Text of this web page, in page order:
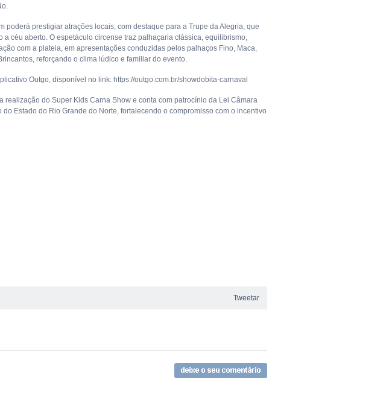
poderá prestigiar atrações locais, com destaque para a Trupe da Alegria, que
céu aberto. O espetáculo circense traz palhaçaria clássica, equilibrismo,
com a plateia, em apresentações conduzidas pelos palhaços Fino, Maca,
reforçando o clima lúdico e familiar do evento.
Outgo, disponível no link: https://outgo.com.br/showdobita-carnaval
realização do Super Kids Carna Show e conta com patrocínio da Lei Câmara
Estado do Rio Grande do Norte, fortalecendo o compromisso com o incentivo
Tweetar